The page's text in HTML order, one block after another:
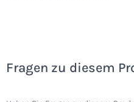
Fragen zu diesem